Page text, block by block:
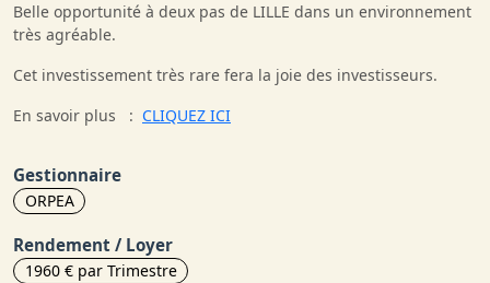
Belle opportunité à deux pas de LILLE dans un environnement
très agréable.
Cet investissement très rare fera la joie des investisseurs.
En savoir plus : CLIQUEZ ICI
Gestionnaire
ORPEA
Rendement / Loyer
1960 € par Trimestre